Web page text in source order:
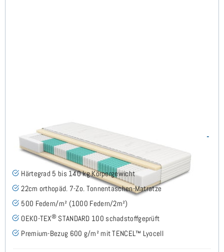
SERA H5 (TENCEL™ Lyocell) TTFK-Matratze 65x180 cm -
Sonderanfertigung
(489)
Härtegrad 5 bis 140 kg Körpergewicht
22cm orthopäd. 7-Zo. Tonnentaschen-Matratze
500 Federn/m² (1000 Federn/2m²)
OEKO-TEX® STANDARD 100 schadstoffgeprüft
Premium-Bezug 600 g/m² mit TENCEL™ Lyocell